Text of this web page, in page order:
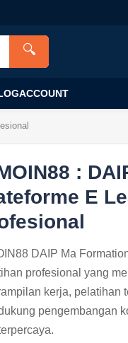
🔍
ACCOUNT
:
E
DAIP Ma
profesional yang
kerja, pelatihan
pengembangan